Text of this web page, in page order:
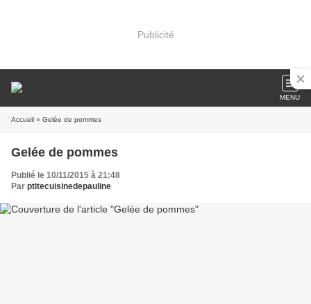
Publicité
MENU
Accueil » Gelée de pommes
Gelée de pommes
Publié le 10/11/2015 à 21:48
Par ptitecuisinedepauline